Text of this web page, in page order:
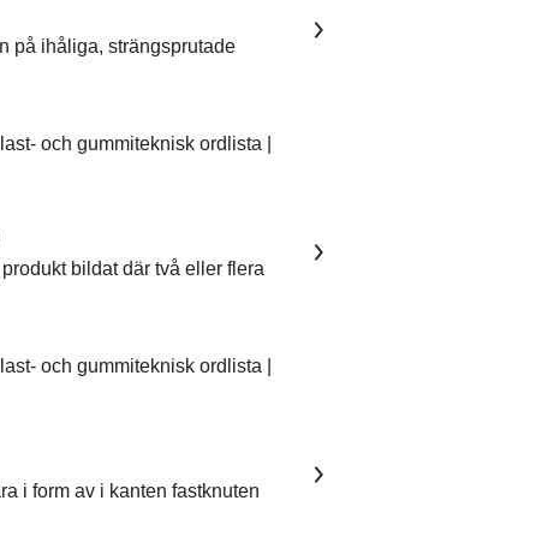
på ihåliga, strängsprutade
och gummiteknisk ordlista |
bildat där två eller flera
och gummiteknisk ordlista |
i form av i kanten fastknuten